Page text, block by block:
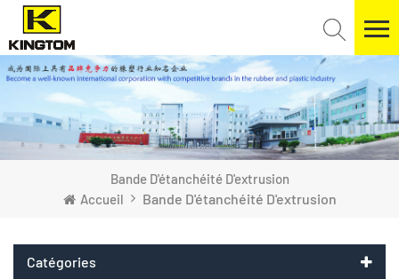
Bande D'étanchéité D'extrusion
Accueil
Bande D'étanchéité D'extrusion
Catégories